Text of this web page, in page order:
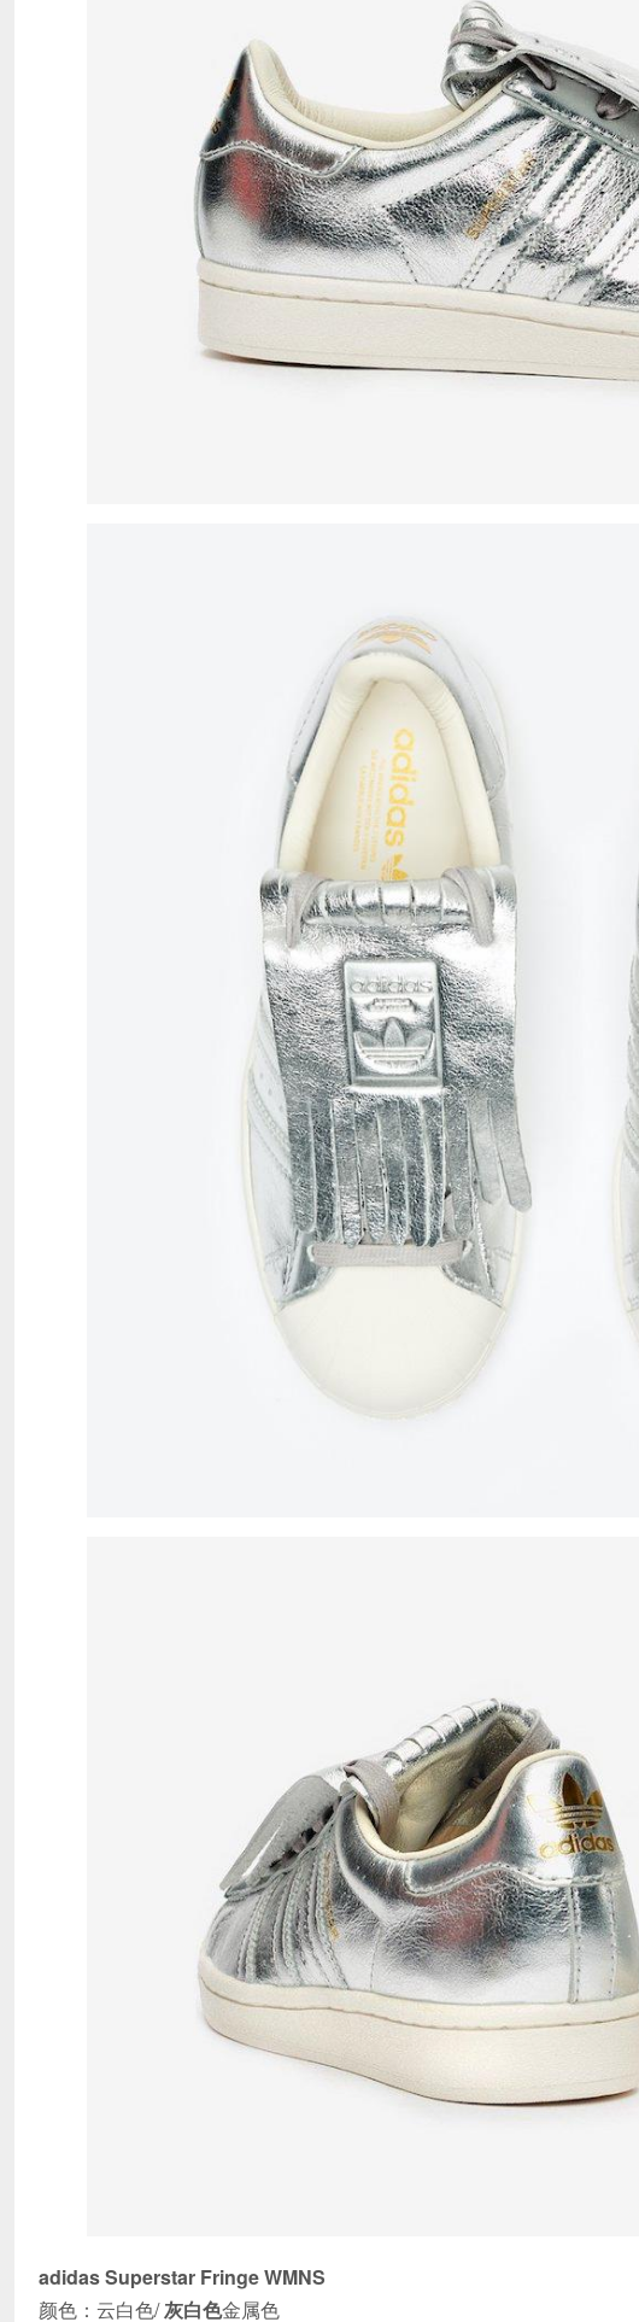
adidas Superstar Fringe WMNS
颜色：云白色/灰白色金属色